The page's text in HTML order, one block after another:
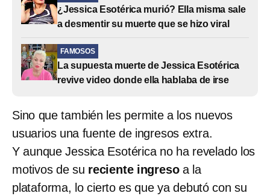
¿Jessica Esotérica murió? Ella misma sale
a desmentir su muerte que se hizo viral
FAMOSOS
La supuesta muerte de Jessica Esotérica
revive video donde ella hablaba de irse
Sino que también les permite a los nuevos
usuarios una fuente de ingresos extra.
Y aunque Jessica Esotérica no ha revelado los
motivos de su reciente ingresoa la
plataforma, lo cierto es que ya debutó con su